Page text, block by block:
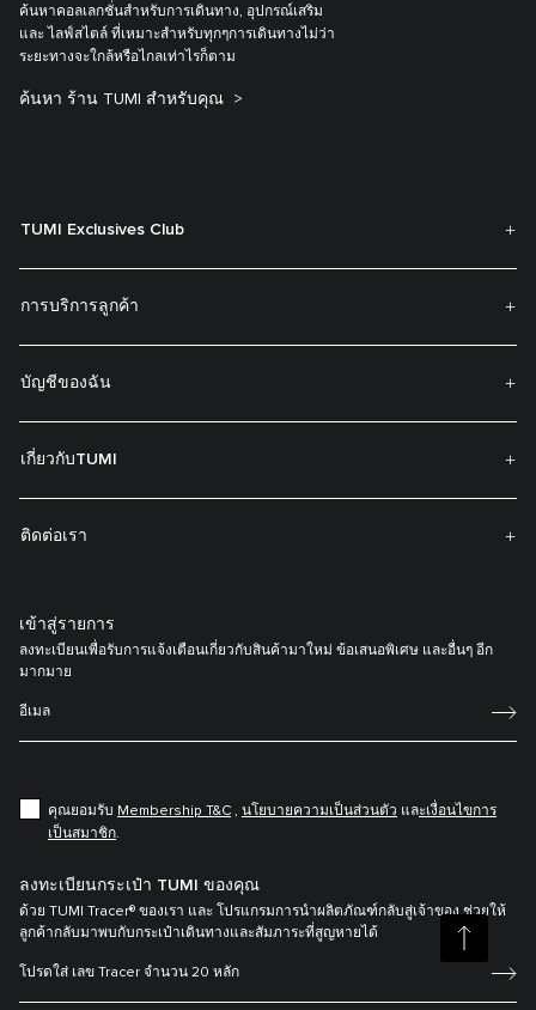
ค้นหาคอลเลกชั่นสำหรับการเดินทาง, อุปกรณ์เสริม
และ ไลฟ์สไตล์ ที่เหมาะสำหรับทุกๆการเดินทางไม่ว่า
ระยะทางจะใกล้หรือไกลเท่าไรก็ตาม
ค้นหา ร้าน TUMI สำหรับคุณ
TUMI Exclusives Club
การบริการลูกค้า
บัญชีของฉัน
เกี่ยวกับTUMI
ติดต่อเรา
เข้าสู่รายการ
ลงทะเบียนเพื่อรับการแจ้งเตือนเกี่ยวกับสินค้ามาใหม่ ข้อเสนอพิเศษ และอื่นๆ อีก
มากมาย
คุณยอมรับ Membership T&C , นโยบายความเป็นส่วนตัว และเงื่อนไขการ
เป็นสมาชิก.
ลงทะเบียนกระเป๋า TUMI ของคุณ
ด้วย TUMI Tracer® ของเรา และ โปรแกรมการนำผลิตภัณฑ์กลับสู่เจ้าของ ช่วยให้
ลูกค้ากลับมาพบกับกระเป๋าเดินทางและสัมภาระที่สูญหายได้